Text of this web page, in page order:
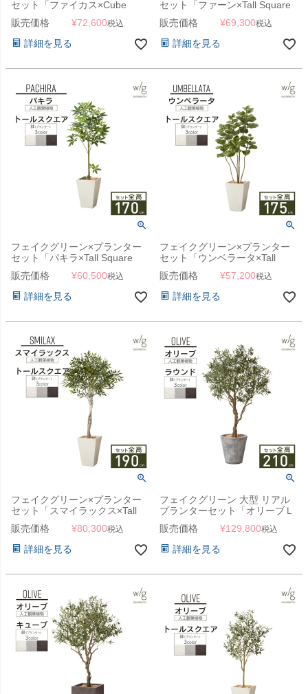
セット「ファイカス×Cube
w/g」[高さ180cm・人工樹木・
人工観葉植物] フィカス
販売価格 ¥72,600税込
詳細を見る
セット「ファーン×Tall Square
w/g」[高さ170cm・人工樹木・
人工観葉植物]
販売価格 ¥69,300税込
詳細を見る
フェイクグリーン×プランター
セット「パキラ×Tall Square
w/g」[高さ170cm・人工樹木・
人工観葉植物]
販売価格 ¥60,500税込
詳細を見る
フェイクグリーン×プランター
セット「ウンベラータ×Tall
Square w/g」[高さ175cm・人
工樹木・人工観葉植物]
販売価格 ¥57,200税込
詳細を見る
フェイクグリーン×プランター
セット「スマイラックス×Tall
Square w/g」[高さ190cm・人
工樹木・人工観葉植物]
販売価格 ¥80,300税込
詳細を見る
フェイクグリーン 大型 リアル
プランターセット「オリーブＬ
×Round w/g」[高さ210cm・人
工樹木・人工観葉植物]
販売価格 ¥129,800税込
詳細を見る